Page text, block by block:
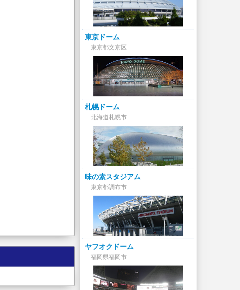
東京ドーム
東京都文京区
札幌ドーム
北海道札幌市
味の素スタジアム
東京都調布市
ヤフオクドーム
福岡県福岡市